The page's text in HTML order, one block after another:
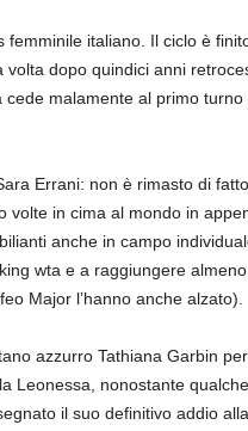
femminile italiano. Il ciclo è
volta dopo quindici anni
malamente al primo turno
Errani: non è rimasto di
volte in cima al mondo in
anche in campo
wta e a raggiungere
Major l’hanno anche alzato).
azzurro Tathiana Garbin
Leonessa, nonostante
il suo definitivo addio alla